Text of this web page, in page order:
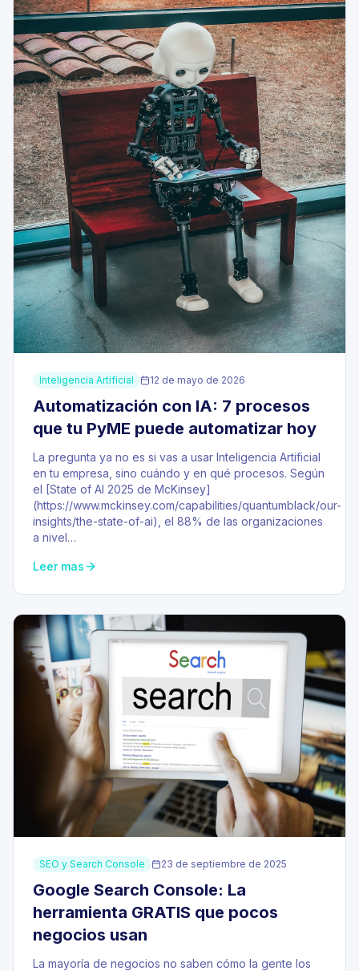
Inteligencia Artificial 12 de mayo de 2026
Automatización con IA: 7 procesos
que tu PyME puede automatizar hoy
La pregunta ya no es si vas a usar Inteligencia Artificial
en tu empresa, sino cuándo y en qué procesos. Según
el [State of AI 2025 de McKinsey]
(https://www.mckinsey.com/capabilities/quantumblack/our-
insights/the-state-of-ai), el 88% de las organizaciones
a nivel…
Leer mas
SEO y Search Console 23 de septiembre de 2025
Google Search Console: La
herramienta GRATIS que pocos
negocios usan
La mayoría de negocios no saben cómo la gente los